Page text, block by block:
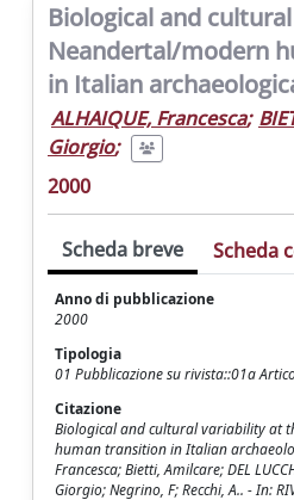
Biological and
Neandertal/modern
in Italian
ALHAIQUE, Francesca;
Giorgio;
2000
Scheda breve Scheda
Anno di pubblicazione
2000
Tipologia
01 Pubblicazione su rivista::01a
Citazione
Biological and cultural variability at
human transition in Italian
Francesca; Bietti, Amilcare; DEL
Giorgio; Negrino, F; Recchi, A.. - In: